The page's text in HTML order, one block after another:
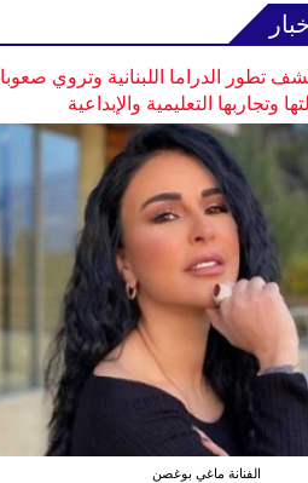
تطور الدراما اللبنانية وتروي
وتجاربها التعليمية والإبداعية
الفنانة ماغي بوغصن